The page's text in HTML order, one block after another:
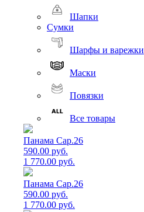
Шапки
Сумки
Шарфы и варежки
Маски
Повязки
Все товары
Панама Cap.26
590.00 руб.
1 770.00 руб.
Панама Cap.26
590.00 руб.
1 770.00 руб.